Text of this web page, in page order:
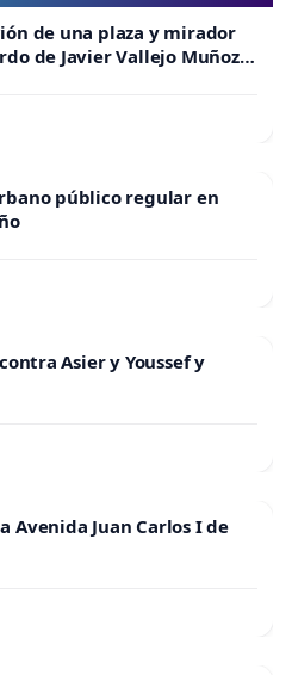
de una plaza y mirador
de Javier Vallejo Muñoz
público regular en
Asier y Youssef y
Avenida Juan Carlos I de